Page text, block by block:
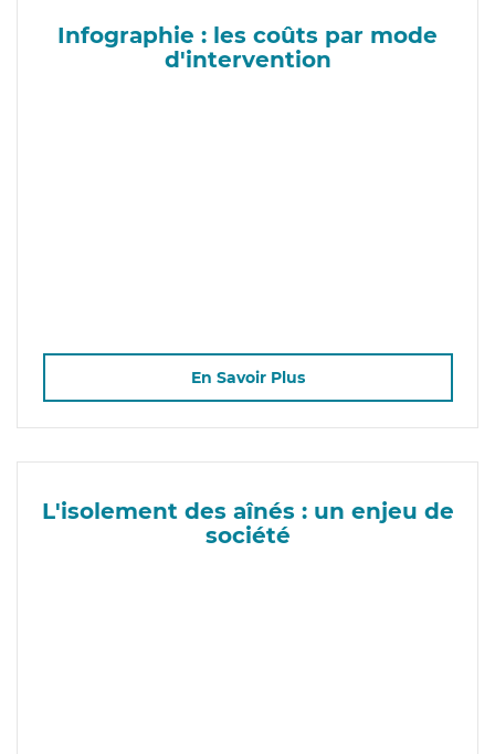
Infographie : les coûts par mode
d'intervention
En Savoir Plus
L'isolement des aînés : un enjeu de
société